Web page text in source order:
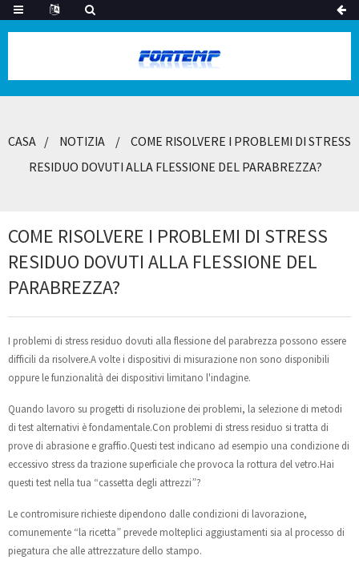
CASA NOTIZIA
COME RISOLVERE I PROBLEMI DI STRESS
RESIDUO DOVUTI ALLA FLESSIONE DEL PARABREZZA?
COME RISOLVERE I PROBLEMI DI STRESS
RESIDUO DOVUTI ALLA FLESSIONE DEL
PARABREZZA?
I problemi di stress residuo dovuti alla flessione del parabrezza possono essere
difficili da risolvere.A volte i dispositivi di misurazione non sono disponibili
oppure le funzionalità dei dispositivi limitano l'indagine.
Quando lavoro su progetti di risoluzione dei problemi, la selezione di metodi
di test alternativi è fondamentale.Con problemi di stress residuo si tratta di
prove di abrasione e graffio.Questi test indicano ad esempio una condizione di
eccessivo stress da trazione superficiale che provoca la rottura del vetro.Hai
questi test nella tua “cassetta degli attrezzi”?
Le contromisure richieste dipendono dalle condizioni di lavorazione,
comunemente “la ricetta” prevede molteplici aggiustamenti sia al processo di
piegatura che alle attrezzature dello stampo.